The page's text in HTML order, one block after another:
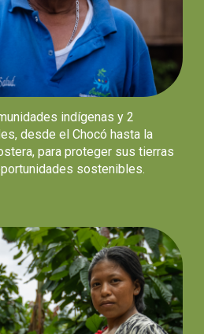
indígenas y 2
desde el Chocó hasta la
para proteger sus tierras
sostenibles.